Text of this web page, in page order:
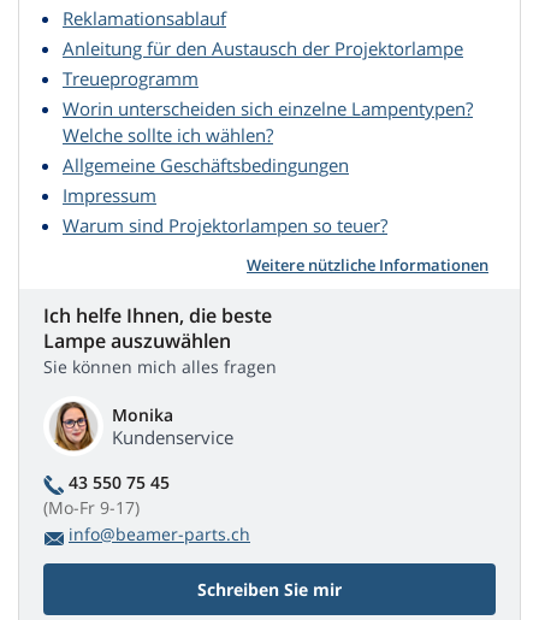
Reklamationsablauf
Anleitung für den Austausch der Projektorlampe
Treueprogramm
Worin unterscheiden sich einzelne Lampentypen?
Welche sollte ich wählen?
Allgemeine Geschäftsbedingungen
Impressum
Warum sind Projektorlampen so teuer?
Weitere nützliche Informationen
Ich helfe Ihnen, die beste
Lampe auszuwählen
Sie können mich alles fragen
Monika
Kundenservice
43 550 75 45
(Mo-Fr 9-17)
info@beamer-parts.ch
Schreiben Sie mir